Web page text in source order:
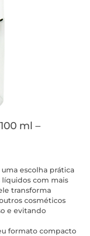
ml –
escolha prática
com mais
transforma
cosméticos
e evitando
formato compacto